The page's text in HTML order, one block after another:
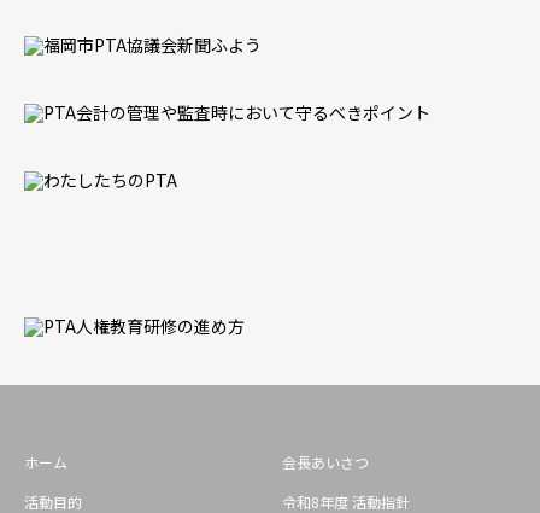
ホーム
会長あいさつ
活動目的
令和8年度 活動指針